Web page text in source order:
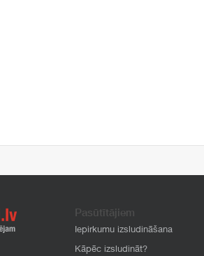
Pasūtītājiem
Iepirkumu izsludināšana
Kāpēc izsludināt?